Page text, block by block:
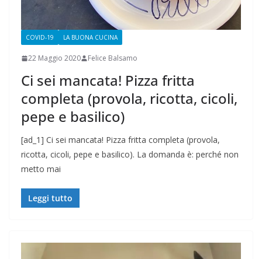
COVID-19 LA BUONA CUCINA
22 Maggio 2020 Felice Balsamo
Ci sei mancata! Pizza fritta
completa (provola, ricotta, cicoli,
pepe e basilico)
[ad_1] Ci sei mancata! Pizza fritta completa (provola,
ricotta, cicoli, pepe e basilico). La domanda è: perché non
metto mai
Leggi tutto